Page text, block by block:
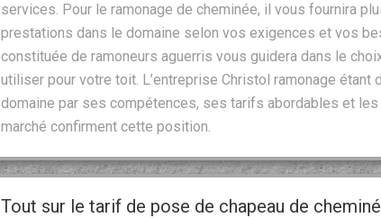
services. Pour le ramonage de cheminée, il vous fournira
prestations dans le domaine selon vos exigences et vos
constituée de ramoneurs aguerris vous guidera dans le
utiliser pour votre toit. L’entreprise Christol ramonage étant
domaine par ses compétences, ses tarifs abordables et
marché confirment cette position.
Tout sur le tarif de pose de chapeau de